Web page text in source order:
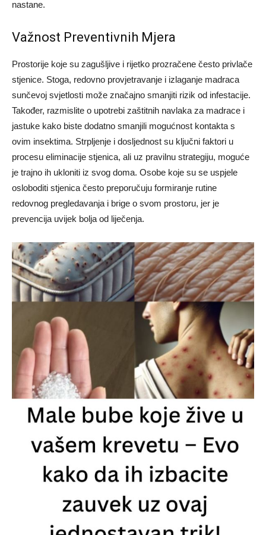
nastane.
Važnost Preventivnih Mjera
Prostorije koje su zagušljive i rijetko prozračene često privlače
stjenice. Stoga, redovno provjetravanje i izlaganje madraca
sunčevoj svjetlosti može značajno smanjiti rizik od infestacije.
Također, razmislite o upotrebi zaštitnih navlaka za madrace i
jastuke kako biste dodatno smanjili mogućnost kontakta s
ovim insektima. Strpljenje i dosljednost su ključni faktori u
procesu eliminacije stjenica, ali uz pravilnu strategiju, moguće
je trajno ih ukloniti iz svog doma. Osobe koje su se uspjele
osloboditi stjenica često preporučuju formiranje rutine
redovnog pregledavanja i brige o svom prostoru, jer je
prevencija uvijek bolja od liječenja.